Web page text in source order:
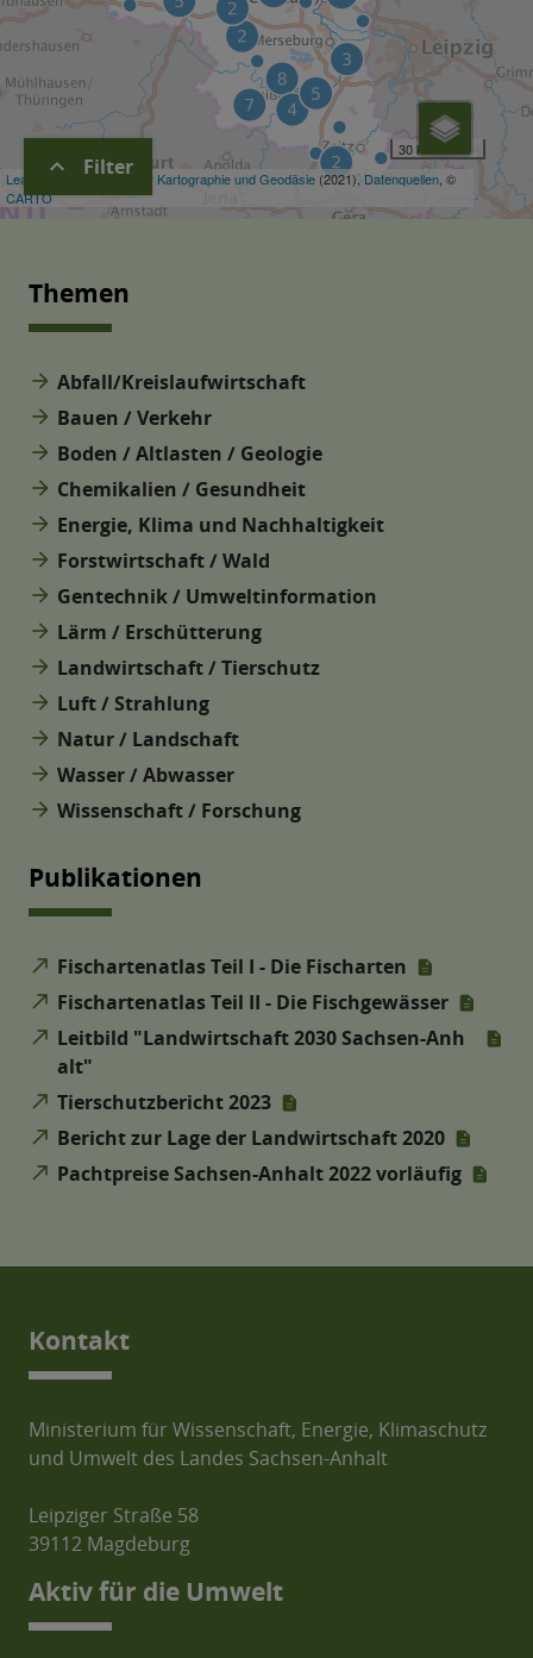
expand_more Filter
Themen
arrow_forward Abfall/Kreislaufwirtschaft
arrow_forward Bauen / Verkehr
arrow_forward Boden / Altlasten / Geologie
arrow_forward Chemikalien / Gesundheit
arrow_forward Energie, Klima und Nachhaltigkeit
arrow_forward Forstwirtschaft / Wald
arrow_forward Gentechnik / Umweltinformation
arrow_forward Lärm / Erschütterung
arrow_forward Landwirtschaft / Tierschutz
arrow_forward Luft / Strahlung
arrow_forward Natur / Landschaft
arrow_forward Wasser / Abwasser
arrow_forward Wissenschaft / Forschung
Publikationen
north_east Fischartenatlas Teil I - Die Fischarten
north_east Fischartenatlas Teil II - Die Fischgewässer
north_east Leitbild "Landwirtschaft 2030 Sachsen-Anh
alt"
north_east Tierschutzbericht 2023
north_east Bericht zur Lage der Landwirtschaft 2020
north_east Pachtpreise Sachsen-Anhalt 2022 vorläufig
Kontakt
Ministerium für Wissenschaft, Energie, Klimaschutz
und Umwelt des Landes Sachsen-Anhalt
Leipziger Straße 58
39112 Magdeburg
Aktiv für die Umwelt